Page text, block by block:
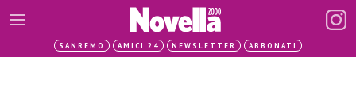
SANREMO AMICI 24 NEWSLETTER ABBONATI